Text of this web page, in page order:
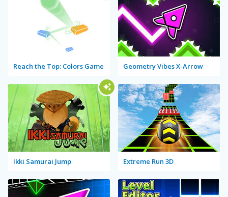
Reach the Top: Colors Game Geometry Vibes X-Arrow
Ikki Samurai Jump Extreme Run 3D